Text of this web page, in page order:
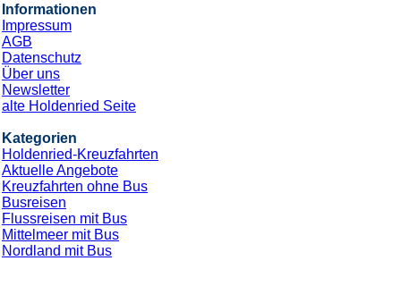
Informationen
Impressum
AGB
Datenschutz
Über uns
Newsletter
alte Holdenried Seite
Kategorien
Holdenried-Kreuzfahrten
Aktuelle Angebote
Kreuzfahrten ohne Bus
Busreisen
Flussreisen mit Bus
Mittelmeer mit Bus
Nordland mit Bus